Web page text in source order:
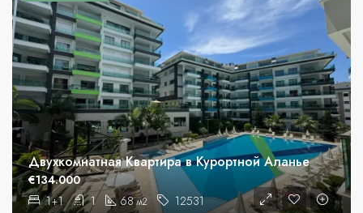
Двухкомнатная Квартира в Курортной Аланье
1+1 1 68 м2 12531
€134.000